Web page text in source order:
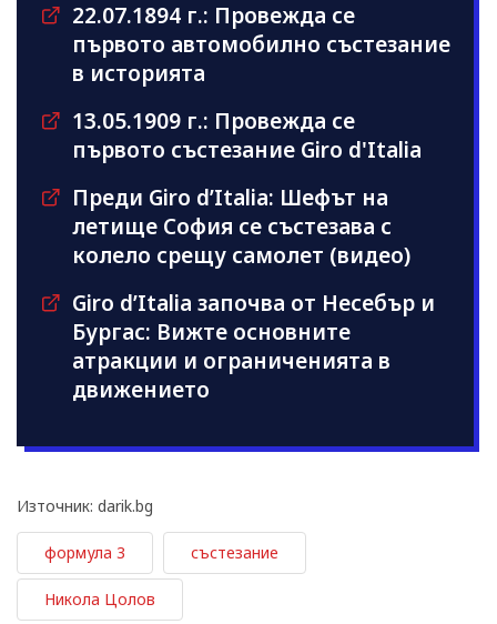
22.07.1894 г.: Провежда се
първото автомобилно състезание
в историята
13.05.1909 г.: Провежда се
първото състезание Giro d'Italia
Преди Giro d’Italia: Шефът на
летище София се състезава с
колело срещу самолет (видео)
Giro d’Italia започва от Несебър и
Бургас: Вижте основните
атракции и ограниченията в
движението
Източник: darik.bg
формула 3 състезание
Никола Цолов